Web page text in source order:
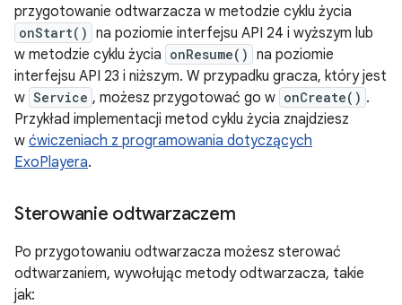
przygotowanie odtwarzacza w metodzie cyklu życia
onStart() na poziomie interfejsu API 24 i wyższym lub
w metodzie cyklu życia onResume() na poziomie
interfejsu API 23 i niższym. W przypadku gracza, który jest
w Service , możesz przygotować go w onCreate() .
Przykład implementacji metod cyklu życia znajdziesz
w ćwiczeniach z programowania dotyczących
ExoPlayera.
Sterowanie odtwarzaczem
Po przygotowaniu odtwarzacza możesz sterować
odtwarzaniem, wywołując metody odtwarzacza, takie
jak: